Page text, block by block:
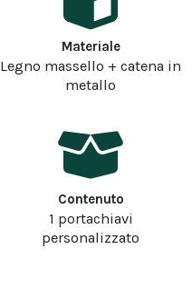
Materiale
Legno massello + catena in
metallo
Contenuto
1 portachiavi
personalizzato